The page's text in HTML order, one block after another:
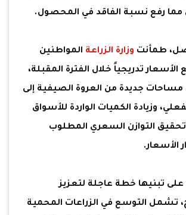
مما رفع نسبة الفاقد في المحصول.
طمأنت وزارة الزراعة المواطنين
الأسعار تدريجياً خلال الفترة المقبلة،
جديدة من العروة الصيفية إلى
وزيادة الكميات الواردة للأسواق
التوازن السعري المطلوب
الأسعار.
على تبنيها خطة عاجلة لتعزيز
تشمل التوسع في الزراعات المحمية